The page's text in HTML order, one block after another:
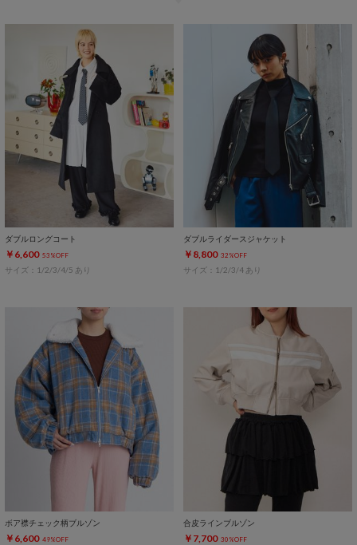
ダブルロングコート
￥6,600 53%OFF
サイズ：1/2/3/4/5 あり
ダブルライダースジャケット
￥8,800 32%OFF
サイズ：1/2/3/4 あり
ボア襟チェック柄ブルゾン
￥6,600 49%OFF
合皮ラインブルゾン
￥7,700 30%OFF